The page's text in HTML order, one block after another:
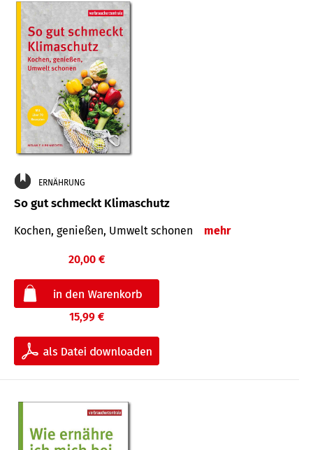
ERNÄHRUNG
So gut schmeckt Klimaschutz
Kochen, genießen, Umwelt schonen mehr
20,00 €
15,99 €